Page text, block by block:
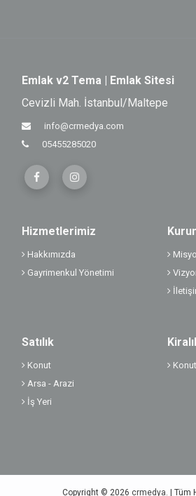
Emlak v2 Tema | Emlak Sitesi
Cevizli Mah. İstanbul/Maltepe
info@crmedya.com
05455285020
Hizmetlerimiz
Hakkımızda
Gayrimenkul Yönetimi
Satılık
Konut
Arsa - Arazi
İş Yeri
Konut
Copyright © 2026 crmedya. | Tüm